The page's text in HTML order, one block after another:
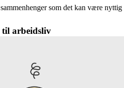
som det kan være nyttig
til arbeidsliv